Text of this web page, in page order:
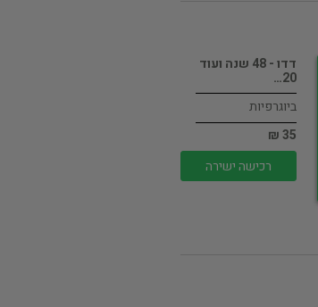
דדו - 48 שנה ועוד
20…
ביוגרפיות
35 ₪
רכישה ישירה